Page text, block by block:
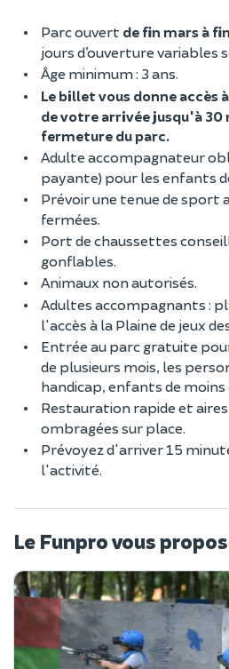
Parc ouvert de fin mars à
jours d’ouverture variables
Âge minimum : 3 ans.
Le billet vous donne accès
de votre arrivée jusqu'à 30
fermeture du parc.
Adulte accompagnateur
payante) pour les enfants
Prévoir une tenue de sport
fermées.
Port de chaussettes
gonflables.
Animaux non autorisés.
Adultes accompagnants :
l'accès à la Plaine de jeux
Entrée au parc gratuite
de plusieurs mois, les
handicap, enfants de moins
Restauration rapide et
ombragées sur place.
Prévoyez d'arriver 15
l'activité.
Le Funpro vous